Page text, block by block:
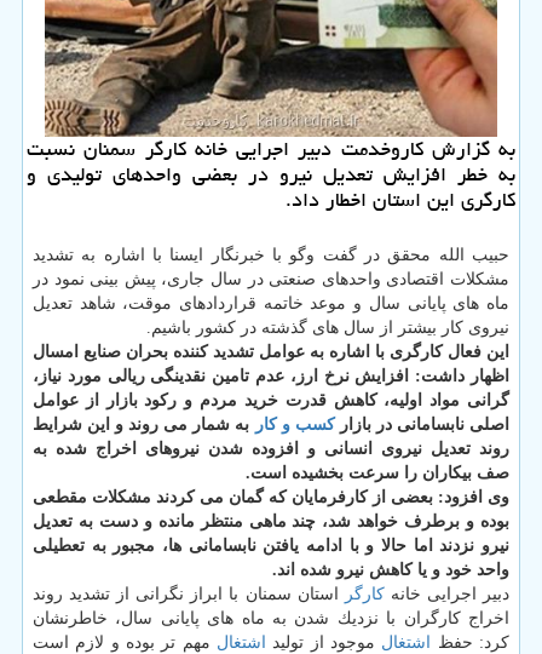
به گزارش كاروخدمت دبیر اجرایی خانه كارگر سمنان نسبت
به خطر افزایش تعدیل نیرو در بعضی واحدهای تولیدی و
كارگری این استان اخطار داد.
حبیب الله محقق در گفت وگو با خبرنگار ایسنا با اشاره به تشدید
مشكلات اقتصادی واحدهای صنعتی در سال جاری، پیش بینی نمود در
ماه های پایانی سال و موعد خاتمه قراردادهای موقت، شاهد تعدیل
نیروی كار بیشتر از سال های گذشته در كشور باشیم.
این فعال كارگری با اشاره به عوامل تشدید كننده بحران صنایع امسال
اظهار داشت: افزایش نرخ ارز، عدم تامین نقدینگی ریالی مورد نیاز،
گرانی مواد اولیه، كاهش قدرت خرید مردم و ركود بازار از عوامل
اصلی نابسامانی در بازاركسب و كار به شمار می روند و این شرایط
روند تعدیل نیروی انسانی و افزوده شدن نیروهای اخراج شده به
صف بیكاران را سرعت بخشیده است.
وی افزود: بعضی از كارفرمایان كه گمان می كردند مشكلات مقطعی
بوده و برطرف خواهد شد، چند ماهی منتظر مانده و دست به تعدیل
نیرو نزدند اما حالا و با ادامه یافتن نابسامانی ها، مجبور به تعطیلی
واحد خود و یا كاهش نیرو شده اند.
دبیر اجرایی خانهكارگر
استان سمنان با ابراز نگرانی از تشدید روند
اخراج كارگران با نزدیك شدن به ماه های پایانی سال، خاطرنشان
كرد: حفظ
اشتغال موجود از تولید اشتغال مهم تر بوده و لازم است